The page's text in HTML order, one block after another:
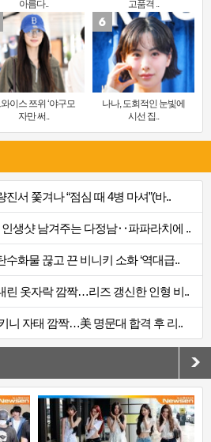
아름다..
고품격 ..
이스 쯔위 ‘야구모
자만 써..
나나, 도회적인 눈빛에
시선 집..
서 쫓겨나 “점심 때 4병 마셔”(바..
생샷 남겨주는 다정남‥파파라치에 ..
화물 끊고 끈 비니키 소화 ‘역대급..
린 옷자락 깜짝…리즈 갱신한 인형 비..
니 자태 깜짝…美 명문대 합격 후 리..